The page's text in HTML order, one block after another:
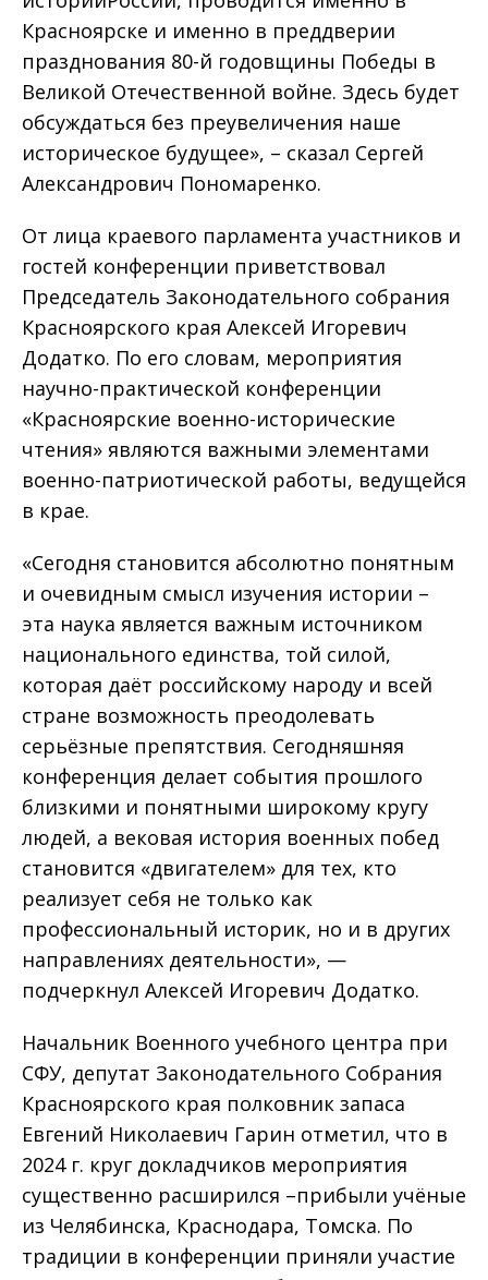
Красноярске и именно в преддверии
празднования 80-й годовщины Победы в
Великой Отечественной войне. Здесь будет
обсуждаться без преувеличения наше
историческое будущее», – сказал Сергей
Александрович Пономаренко.
От лица краевого парламента участников и
гостей конференции приветствовал
Председатель Законодательного собрания
Красноярского края Алексей Игоревич
Додатко. По его словам, мероприятия
научно-практической конференции
«Красноярские военно-исторические
чтения» являются важными элементами
военно-патриотической работы, ведущейся
в крае.
«Сегодня становится абсолютно понятным
и очевидным смысл изучения истории –
эта наука является важным источником
национального единства, той силой,
которая даёт российскому народу и всей
стране возможность преодолевать
серьёзные препятствия. Сегодняшняя
конференция делает события прошлого
близкими и понятными широкому кругу
людей, а вековая история военных побед
становится «двигателем» для тех, кто
реализует себя не только как
профессиональный историк, но и в других
направлениях деятельности», —
подчеркнул Алексей Игоревич Додатко.
Начальник Военного учебного центра при
СФУ, депутат Законодательного Собрания
Красноярского края полковник запаса
Евгений Николаевич Гарин отметил, что в
2024 г. круг докладчиков мероприятия
существенно расширился –прибыли учёные
из Челябинска, Краснодара, Томска. По
традиции в конференции приняли участие